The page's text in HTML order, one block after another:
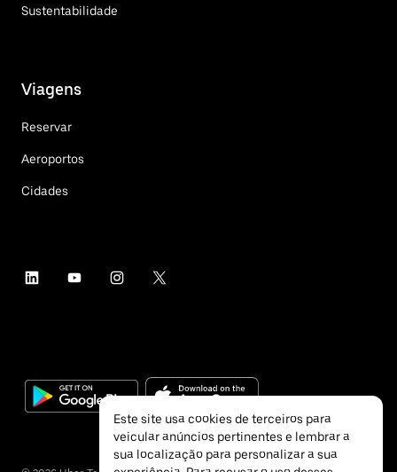
Sustentabilidade
Viagens
Reservar
Aeroportos
Cidades
Este site usa cookies de terceiros para
veicular anúncios pertinentes e lembrar a
sua localização para personalizar a sua